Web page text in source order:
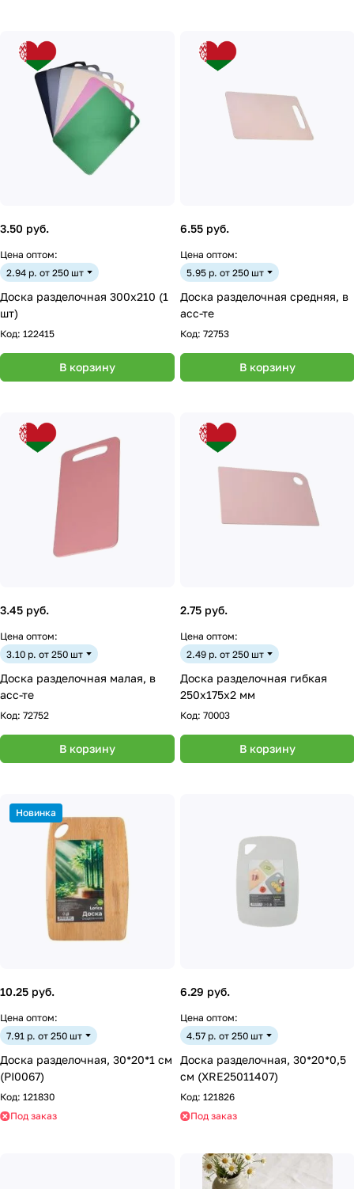
3.50 руб.
Цена оптом:
2.94 р. от 250 шт
Доска разделочная 300х210 (1
шт)
Код: 122415
В корзину
6.55 руб.
Цена оптом:
5.95 р. от 250 шт
Доска разделочная средняя, в
асс-те
Код: 72753
В корзину
3.45 руб.
Цена оптом:
3.10 р. от 250 шт
Доска разделочная малая, в
асс-те
Код: 72752
В корзину
2.75 руб.
Цена оптом:
2.49 р. от 250 шт
Доска разделочная гибкая
250х175х2 мм
Код: 70003
В корзину
Новинка
10.25 руб.
Цена оптом:
7.91 р. от 250 шт
Доска разделочная, 30*20*1 см
(PI0067)
Код: 121830
Под заказ
6.29 руб.
Цена оптом:
4.57 р. от 250 шт
Доска разделочная, 30*20*0,5
см (XRE25011407)
Код: 121826
Под заказ